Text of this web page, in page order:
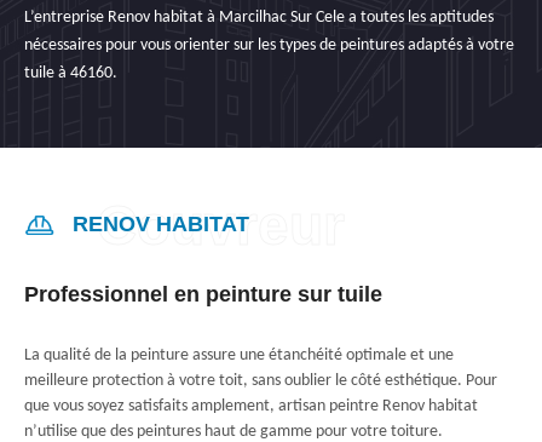
L’entreprise Renov habitat à Marcilhac Sur Cele a toutes les aptitudes
nécessaires pour vous orienter sur les types de peintures adaptés à votre
tuile à 46160.
RENOV HABITAT
Professionnel en peinture sur tuile
La qualité de la peinture assure une étanchéité optimale et une
meilleure protection à votre toit, sans oublier le côté esthétique. Pour
que vous soyez satisfaits amplement, artisan peintre Renov habitat
n’utilise que des peintures haut de gamme pour votre toiture.